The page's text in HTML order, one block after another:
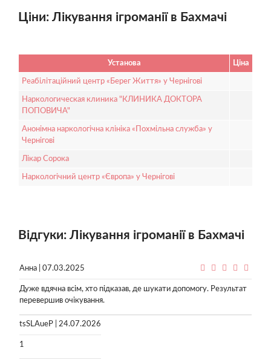
Ціни: Лікування ігроманії в Бахмачі
Установа Ціна
Реабілітаційний центр «Берег Життя» у Чернігові
Наркологическая клиника "КЛИНИКА ДОКТОРА
ПОПОВИЧА"
Анонімна наркологічна клініка «Похмільна служба» у
Чернігові
Лікар Сорока
Наркологічний центр «Європа» у Чернігові
Відгуки: Лікування ігроманії в Бахмачі
Анна | 07.03.2025
Дуже вдячна всім, хто підказав, де шукати допомогу. Результат
перевершив очікування.
tsSLAueP | 24.07.2026
1